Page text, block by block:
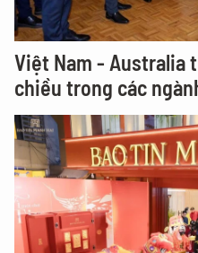
Việt Nam - Australia
chiều trong các